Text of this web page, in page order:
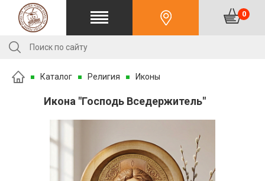
0
Каталог Религия Иконы
Икона "Господь Вседержитель"